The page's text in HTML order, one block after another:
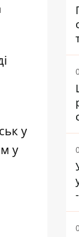
у
у